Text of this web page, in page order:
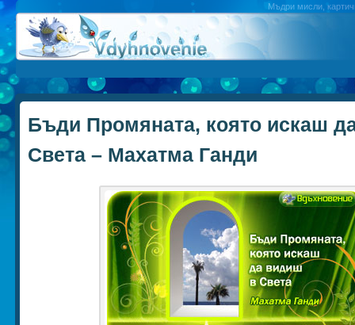
Мъдри мисли,
Бъди Промяната, която искаш
Света – Махатма Ганди